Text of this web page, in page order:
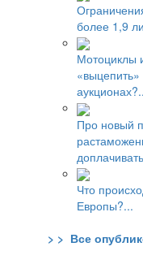
более 1,9
Мотоциклы
Про новый
Что
Европы?...
> > Все